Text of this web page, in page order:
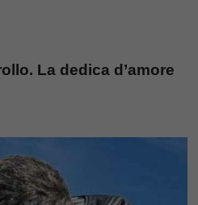
La dedica d’amore